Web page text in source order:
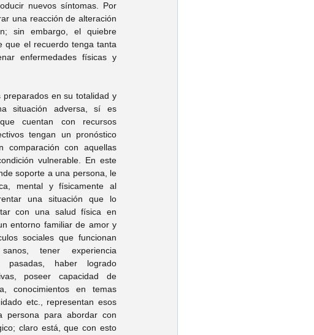
nuevos síntomas. Por
una reacción de alteración
sin embargo, el quiebre
que el recuerdo tenga tanta
enfermedades físicas y
en su totalidad y
situación adversa, sí es
cuentan con recursos
tengan un pronóstico
comparación con aquellas
vulnerable. En este
soporte a una persona, le
mental y físicamente al
una situación que lo
con una salud física en
entorno familiar de amor y
sociales que funcionan
tener experiencia
pasadas, haber logrado
poseer capacidad de
conocimientos en temas
etc., representan esos
persona para abordar con
claro está, que con esto